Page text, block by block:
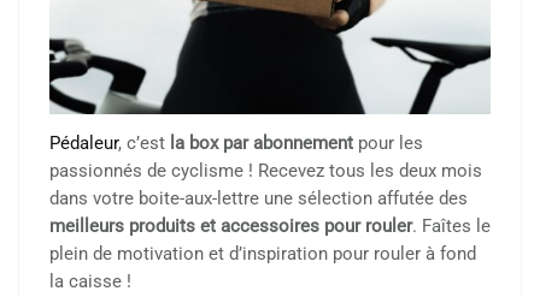
Pédaleur, c’est la box par abonnement pour les
passionnés de cyclisme ! Recevez tous les deux mois
dans votre boite-aux-lettre une sélection affutée des
meilleurs produits et accessoires pour rouler. Faîtes le
plein de motivation et d’inspiration pour rouler à fond
la caisse !